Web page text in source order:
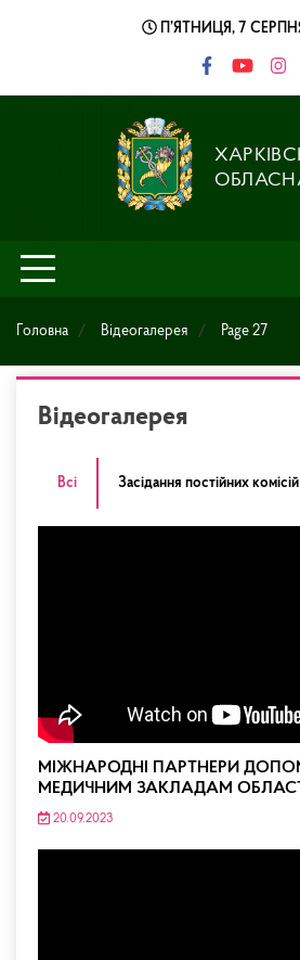
П’ЯТНИЦЯ, 7
Головна Відеогалерея Page 27
Відеогалерея
Всі Засідання постійних комісій
МІЖНАРОДНІ ПАРТНЕРИ
МЕДИЧНИМ ЗАКЛАДАМ
20.09.2023